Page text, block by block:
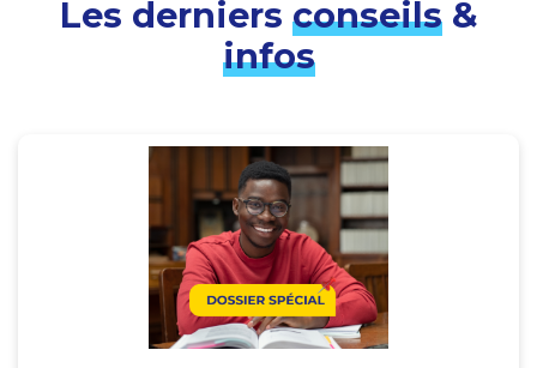
Les derniers conseils&
infos